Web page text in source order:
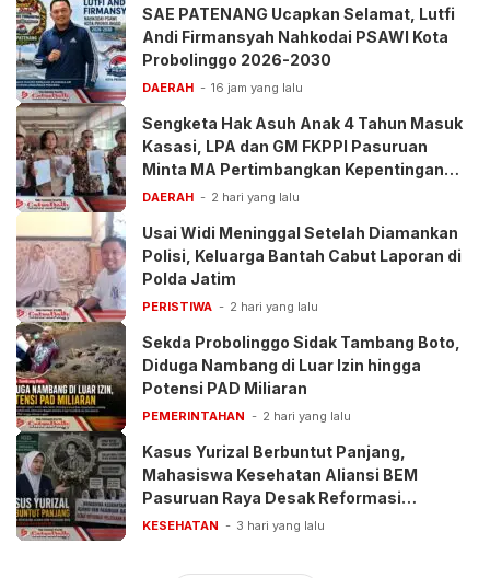
SAE PATENANG Ucapkan Selamat, Lutfi
Andi Firmansyah Nahkodai PSAWI Kota
Probolinggo 2026-2030
DAERAH 16 jam yang lalu
Sengketa Hak Asuh Anak 4 Tahun Masuk
Kasasi, LPA dan GM FKPPI Pasuruan
Minta MA Pertimbangkan Kepentingan
Anak
DAERAH 2 hari yang lalu
Usai Widi Meninggal Setelah Diamankan
Polisi, Keluarga Bantah Cabut Laporan di
Polda Jatim
PERISTIWA 2 hari yang lalu
Sekda Probolinggo Sidak Tambang Boto,
Diduga Nambang di Luar Izin hingga
Potensi PAD Miliaran
PEMERINTAHAN 2 hari yang lalu
Kasus Yurizal Berbuntut Panjang,
Mahasiswa Kesehatan Aliansi BEM
Pasuruan Raya Desak Reformasi
Pelayanan BPJS
KESEHATAN 3 hari yang lalu